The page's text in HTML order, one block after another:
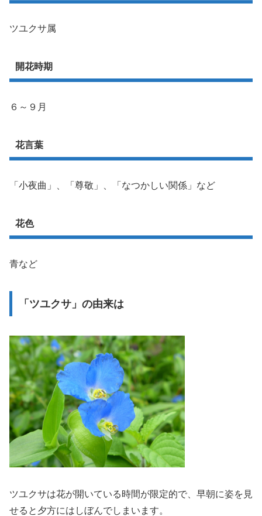
ツユクサ属
開花時期
６～９月
花言葉
「小夜曲」、「尊敬」、「なつかしい関係」など
花色
青など
「ツユクサ」の由来は
ツユクサは花が開いている時間が限定的で、早朝に姿を見
せると夕方にはしぼんでしまいます。